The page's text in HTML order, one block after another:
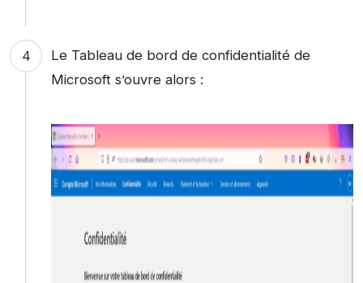
Le Tableau de bord de confidentialité de
Microsoft s’ouvre alors :